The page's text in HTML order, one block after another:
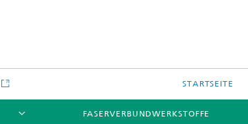
STARTSEITE
FASERVERBUNDWERKSTOFFE